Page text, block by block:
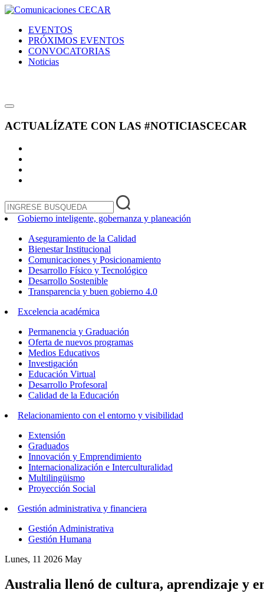
EVENTOS
PRÓXIMOS EVENTOS
CONVOCATORIAS
Noticias
ACTUALÍZATE CON LAS #NOTICIASCECAR
Gobierno inteligente, gobernanza y planeación
Aseguramiento de la Calidad
Bienestar Institucional
Comunicaciones y Posicionamiento
Desarrollo Físico y Tecnológico
Desarrollo Sostenible
Transparencia y buen gobierno 4.0
Excelencia académica
Permanencia y Graduación
Oferta de nuevos programas
Medios Educativos
Investigación
Educación Virtual
Desarrollo Profesoral
Calidad de la Educación
Relacionamiento con el entorno y visibilidad
Extensión
Graduados
Innovación y Emprendimiento
Internacionalización e Interculturalidad
Multilingüismo
Proyección Social
Gestión administrativa y financiera
Gestión Administrativa
Gestión Humana
Lunes, 11 2026 May
Australia llenó de cultura, aprendizaje y